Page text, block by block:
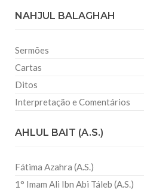
NAHJUL BALAGHAH
Sermões
Cartas
Ditos
Interpretação e Comentários
AHLUL BAIT (A.S.)
Fátima Azahra (A.S.)
1° Imam Ali Ibn Abi Táleb (A.S.)